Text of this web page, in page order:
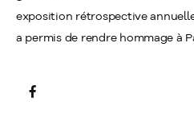
exposition rétrospective
a permis de rendre hommage à